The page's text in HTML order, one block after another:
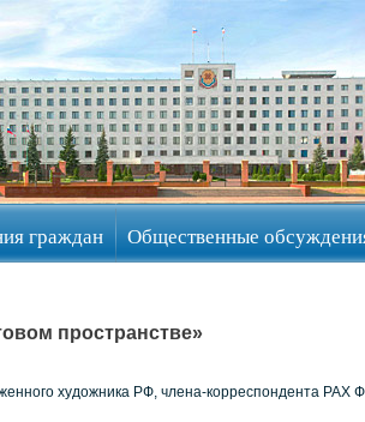
граждан Общественные
пространстве»
художника РФ, члена-корреспондента РАХ